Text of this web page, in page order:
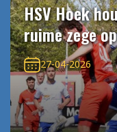
HSV Hoek
ruime zege
27-04-2026